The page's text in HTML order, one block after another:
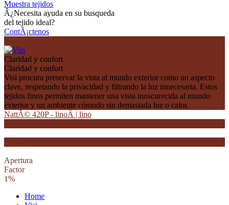
Muestra tejidos
Â¿Necesita ayuda en su busqueda
del tejido ideal?
ContÃ¡ctenos
Claridad y confort
Claridad y confort
Visi procura preservar la vista al mundo exterior como un aspecto
clave, respetando la privacidad y filtrando la luz innecesaria. Estos
tejidos finos permiten mantener una vista inoscurecida al mundo
exterior y un ambiente cómodo sin demasiada luz o calor.
NattÃ© 420P - linoÂ | lino
Apertura
Factor
1%
Home